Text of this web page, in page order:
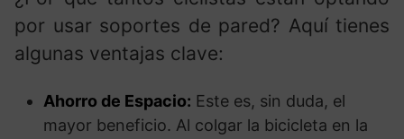
por usar soportes de pared? Aquí tienes
algunas ventajas clave:
Ahorro de Espacio: Este es, sin duda, el
mayor beneficio. Al colgar la bicicleta en la